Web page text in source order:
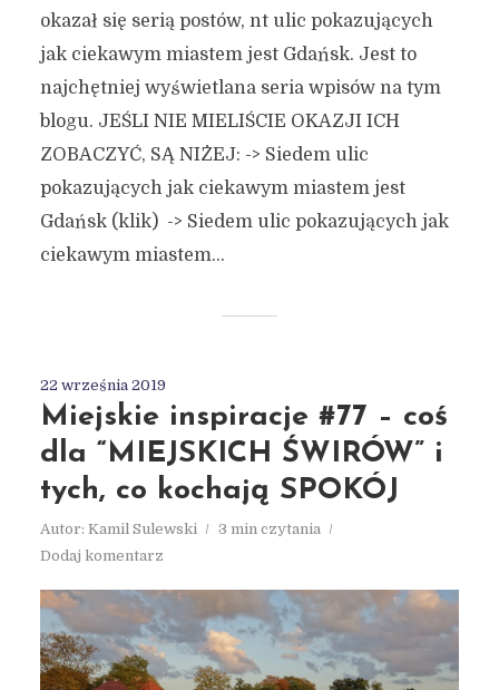
okazał się serią postów, nt ulic pokazujących
jak ciekawym miastem jest Gdańsk. Jest to
najchętniej wyświetlana seria wpisów na tym
blogu. JEŚLI NIE MIELIŚCIE OKAZJI ICH
ZOBACZYĆ, SĄ NIŻEJ: -> Siedem ulic
pokazujących jak ciekawym miastem jest
Gdańsk (klik) -> Siedem ulic pokazujących jak
ciekawym miastem...
22 września 2019
Miejskie inspiracje #77 – coś
dla “MIEJSKICH ŚWIRÓW” i
tych, co kochają SPOKÓJ
Autor: Kamil Sulewski
3 min czytania
Dodaj komentarz